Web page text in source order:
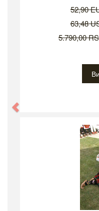
52,90
63,48
5.790,00